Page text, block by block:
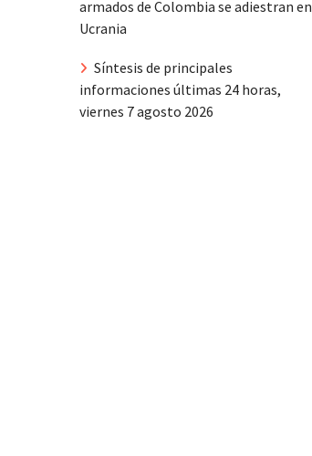
armados de Colombia se adiestran en
Ucrania
Síntesis de principales
informaciones últimas 24 horas,
viernes 7 agosto 2026